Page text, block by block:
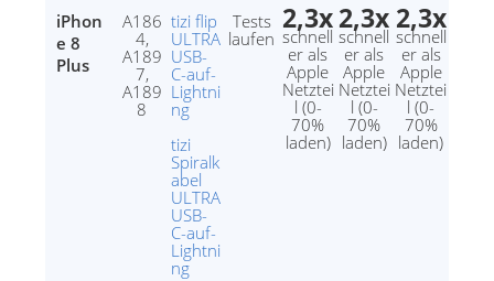
iPhon
e 8
Plus
A186
4,
A189
7,
A189
8
tizi flip
ULTRA
USB-
C-auf-
Lightni
ng
tizi
Spiralk
abel
ULTRA
USB-
C-auf-
Lightni
ng
Tests
laufen
2,3x
schnell
er als
Apple
Netztei
l (0-
70%
laden)
2,3x
schnell
er als
Apple
Netztei
l (0-
70%
laden)
2,3x
schnell
er als
Apple
Netztei
l (0-
70%
laden)